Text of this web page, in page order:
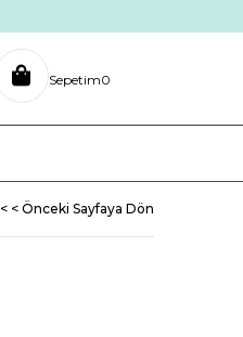
Sepetim0
< < Önceki Sayfaya Dön